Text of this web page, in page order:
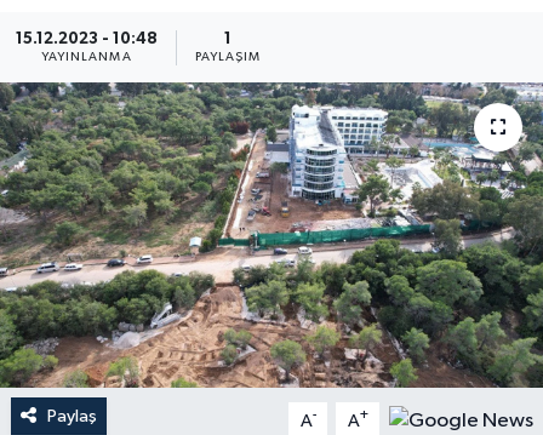
15.12.2023 - 10:48
YAYINLANMA
1
PAYLAŞIM
Paylaş A- A+
Haber Kuşakları
Haberler
KANALV Spor
Kültür Sanat
Magazin
Öğle Bülteni
Sağlık